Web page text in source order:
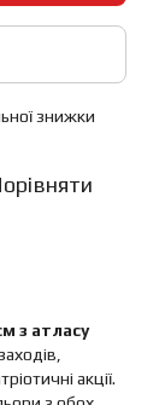
знижки
з атласу
акції.